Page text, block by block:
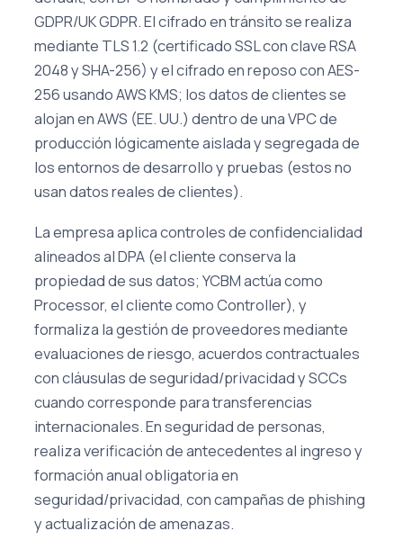
GDPR/UK GDPR. El cifrado en tránsito se realiza
mediante TLS 1.2 (certificado SSL con clave RSA
2048 y SHA-256) y el cifrado en reposo con AES-
256 usando AWS KMS; los datos de clientes se
alojan en AWS (EE. UU.) dentro de una VPC de
producción lógicamente aislada y segregada de
los entornos de desarrollo y pruebas (estos no
usan datos reales de clientes).
La empresa aplica controles de confidencialidad
alineados al DPA (el cliente conserva la
propiedad de sus datos; YCBM actúa como
Processor, el cliente como Controller), y
formaliza la gestión de proveedores mediante
evaluaciones de riesgo, acuerdos contractuales
con cláusulas de seguridad/privacidad y SCCs
cuando corresponde para transferencias
internacionales. En seguridad de personas,
realiza verificación de antecedentes al ingreso y
formación anual obligatoria en
seguridad/privacidad, con campañas de phishing
y actualización de amenazas.